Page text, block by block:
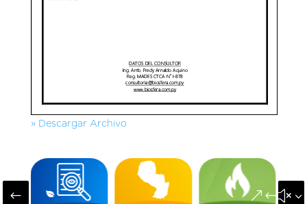
» Descargar Archivo
#